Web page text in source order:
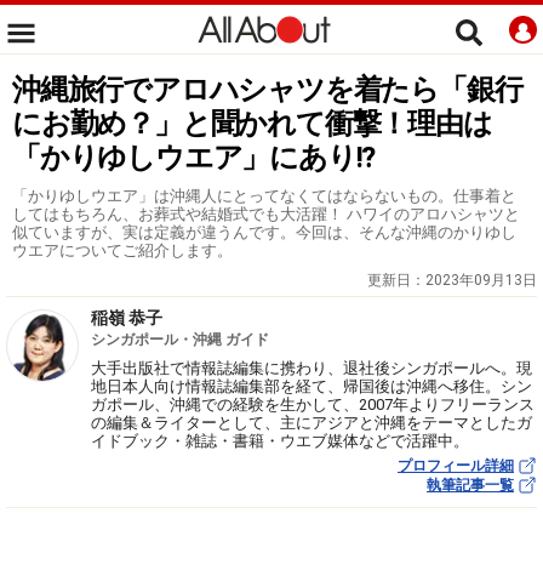
沖縄旅行でアロハシャツを着たら「銀行
にお勤め？」と聞かれて衝撃！理由は
「かりゆしウエア」にあり!?
「かりゆしウエア」は沖縄人にとってなくてはならないもの。仕事着と
してはもちろん、お葬式や結婚式でも大活躍！ ハワイのアロハシャツと
似ていますが、実は定義が違うんです。今回は、そんな沖縄のかりゆし
ウエアについてご紹介します。
更新日： 2023年09月13日
稲嶺 恭子
シンガポール・沖縄 ガイド
大手出版社で情報誌編集に携わり、退社後シンガポールへ。現
地日本人向け情報誌編集部を経て、帰国後は沖縄へ移住。シン
ガポール、沖縄での経験を生かして、2007年よりフリーランス
の編集＆ライターとして、主にアジアと沖縄をテーマとしたガ
イドブック・雑誌・書籍・ウエブ媒体などで活躍中。
プロフィール詳細
執筆記事一覧